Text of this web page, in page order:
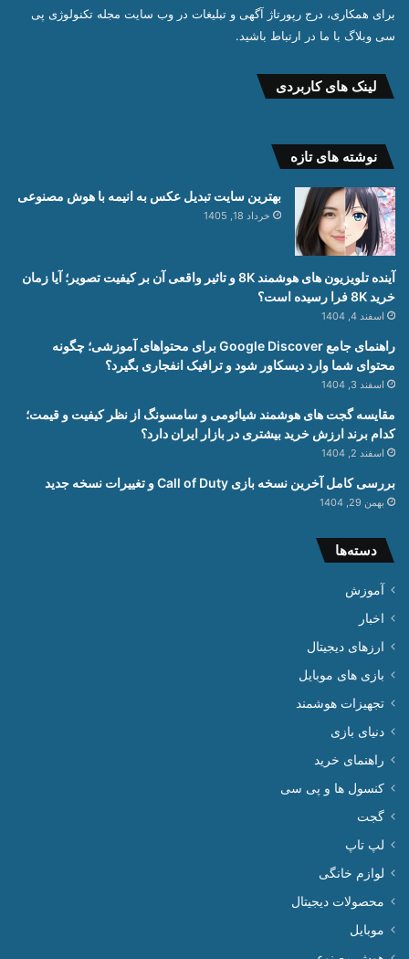
برای همکاری، درج رپورتاژ آگهی و تبلیغات در وب سایت مجله تکنولوژی پی
سی وبلاگ با ما در ارتباط باشید.
لینک های کاربردی
نوشته های تازه
بهترین سایت تبدیل عکس به انیمه با هوش مصنوعی
خرداد 18, 1405
آینده تلویزیون های هوشمند 8K و تاثیر واقعی آن بر کیفیت تصویر؛ آیا زمان
خرید 8K فرا رسیده است؟
اسفند 4, 1404
راهنمای جامع Google Discover برای محتواهای آموزشی؛ چگونه
محتوای شما وارد دیسکاور شود و ترافیک انفجاری بگیرد؟
اسفند 3, 1404
مقایسه گجت های هوشمند شیائومی و سامسونگ از نظر کیفیت و قیمت؛
کدام برند ارزش خرید بیشتری در بازار ایران دارد؟
اسفند 2, 1404
بررسی کامل آخرین نسخه بازی Call of Duty و تغییرات نسخه جدید
بهمن 29, 1404
دسته‌ها
آموزش
اخبار
ارزهای دیجیتال
بازی های موبایل
تجهیزات هوشمند
دنیای بازی
راهنمای خرید
کنسول ها و پی سی
گجت
لپ تاپ
لوازم خانگی
محصولات دیجیتال
موبایل